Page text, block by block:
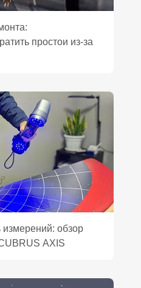
простои из‑за
обзор
AXIS